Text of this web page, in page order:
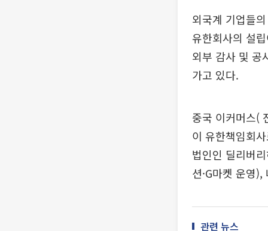
외국계 기업들
유한회사의 설
외부 감사 및 공
가고 있다.
중국 이커머스(
이 유한책임회
법인인 딜리버
션·G마켓 운영
관련 뉴스